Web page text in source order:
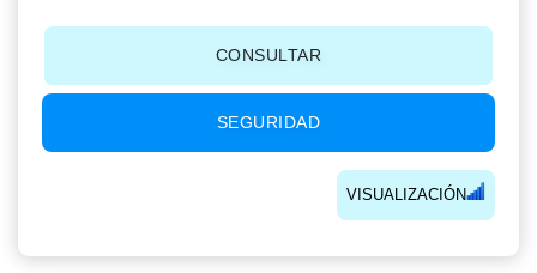
CONSULTAR
SEGURIDAD
VISUALIZACIÓN